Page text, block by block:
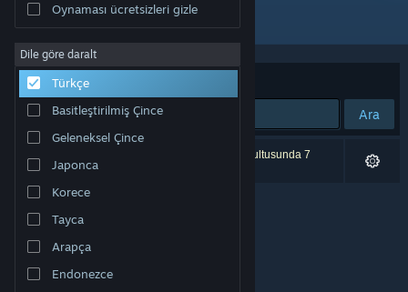
Hakkında
Destek
Dili değiştir
Steam mobil uygulamasını yükle
Masaüstü internet sitesini görüntüle
Oynaması ücretsizleri gizle
Dile göre daralt
Türkçe
Basitleştirilmiş Çince
Geleneksel Çince
Japonca
Korece
Tayca
Arapça
Endonezce
Geliştirici: MalumGames
Sırala Uygunluk
Ara
0 sonuç aramanızla eşleşiyor. Tercihleriniz doğrultusunda 7
ürün dâhil edilmedi.